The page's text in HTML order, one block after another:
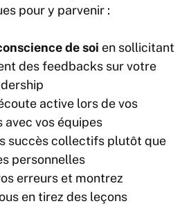
pour y parvenir :
de soi en sollicitant
des feedbacks sur votre
active lors de vos
avec vos équipes
succès collectifs plutôt que
personnelles
erreurs et montrez
en tirez des leçons